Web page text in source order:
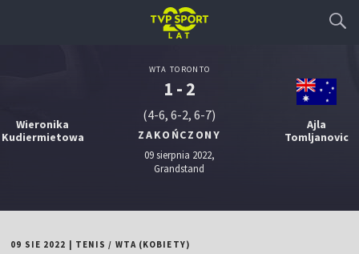
Wieronika
Kudiermietowa
WTA TORONTO
1 - 2
(4-6, 6-2, 6-7)
ZAKOŃCZONY
09 sierpnia 2022,
Grandstand
Ajla
Tomljanovic
09 SIE 2022 TENIS / WTA (KOBIETY)